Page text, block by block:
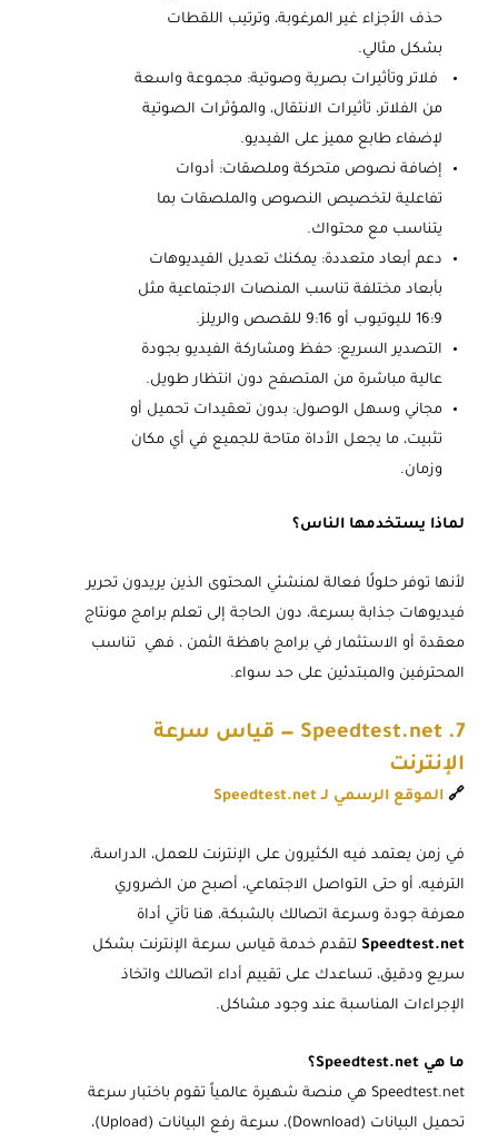
حذف الأجزاء غير المرغوبة، وترتيب اللقطات
بشكل مثالي.
فلاتر وتأثيرات بصرية وصوتية: مجموعة واسعة
من الفلاتر، تأثيرات الانتقال، والمؤثرات الصوتية
لإضفاء طابع مميز على الفيديو.
إضافة نصوص متحركة وملصقات: أدوات
تفاعلية لتخصيص النصوص والملصقات بما
يتناسب مع محتواك.
دعم أبعاد متعددة: يمكنك تعديل الفيديوهات
بأبعاد مختلفة تناسب المنصات الاجتماعية مثل
16:9 لليوتيوب أو 9:16 للقصص والريلز.
التصدير السريع: حفظ ومشاركة الفيديو بجودة
عالية مباشرة من المتصفح دون انتظار طويل.
مجاني وسهل الوصول: بدون تعقيدات تحميل أو
تثبيت، ما يجعل الأداة متاحة للجميع في أي مكان
وزمان.
لماذا يستخدمها الناس؟
لأنها توفر حلولًا فعالة لمنشئي المحتوى الذين يريدون تحرير
فيديوهات جذابة بسرعة، دون الحاجة إلى تعلم برامج مونتاج
معقدة أو الاستثمار في برامج باهظة الثمن ، فهي تناسب
المحترفين والمبتدئين على حد سواء.
7. Speedtest.net — قياس سرعة
الإنترنت
🔗 الموقع الرسمي لـ Speedtest.net
في زمن يعتمد فيه الكثيرون على الإنترنت للعمل، الدراسة،
الترفيه، أو حتى التواصل الاجتماعي، أصبح من الضروري
معرفة جودة وسرعة اتصالك بالشبكة، هنا تأتي أداة
Speedtest.net لتقدم خدمة قياس سرعة الإنترنت بشكل
سريع ودقيق، تساعدك على تقييم أداء اتصالك واتخاذ
الإجراءات المناسبة عند وجود مشاكل.
ما هي Speedtest.net؟
Speedtest.net هي منصة شهيرة عالمياً تقوم باختبار سرعة
تحميل البيانات (Download)، سرعة رفع البيانات (Upload)،